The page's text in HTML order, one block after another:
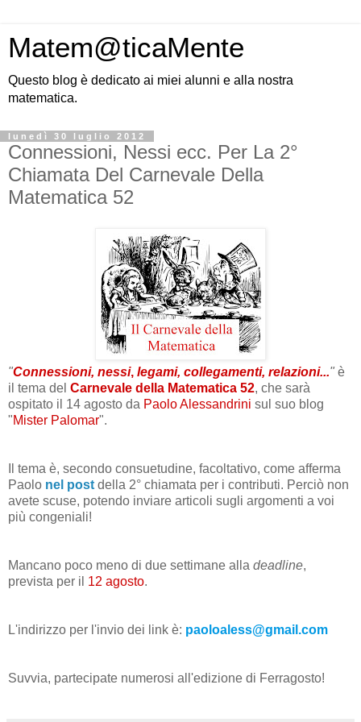
Matem@ticaMente
Questo blog è dedicato ai miei alunni e alla nostra
matematica.
lunedì 30 luglio 2012
Connessioni, Nessi ecc. Per La 2°
Chiamata Del Carnevale Della
Matematica 52
"Connessioni, nessi, legami, collegamenti, relazioni..." è
il tema del Carnevale della Matematica 52, che sarà
ospitato il 14 agosto da Paolo Alessandrini sul suo blog
"Mister Palomar".
Il tema è, secondo consuetudine, facoltativo, come afferma
Paolo nel post della 2° chiamata per i contributi. Perciò non
avete scuse, potendo inviare articoli sugli argomenti a voi
più congeniali!
Mancano poco meno di due settimane alla deadline,
prevista per il 12 agosto.
L'indirizzo per l'invio dei link è: paoloaless@gmail.com
Suvvia, partecipate numerosi all'edizione di Ferragosto!